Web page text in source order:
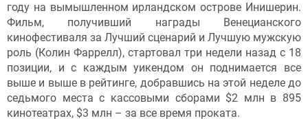
году на вымышленном ирландском острове Инишерин.
Фильм, получивший награды Венецианского
кинофестиваля за Лучший сценарий и Лучшую мужскую
роль (Колин Фаррелл), стартовал три недели назад с 18
позиции, и с каждым уикендом он поднимается все
выше и выше в рейтинге, добравшись на этой неделе до
седьмого места с кассовыми сборами $2 млн в 895
кинотеатрах, $3 млн – за все время проката.